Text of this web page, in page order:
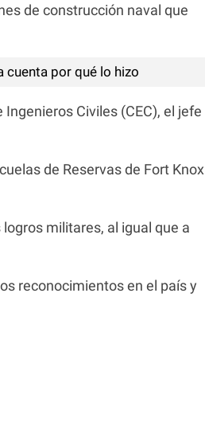
de construcción naval que
cuenta por qué lo hizo
Civiles (CEC), el jefe
de Reservas de Fort Knox
militares, al igual que a
reconocimientos en el país y